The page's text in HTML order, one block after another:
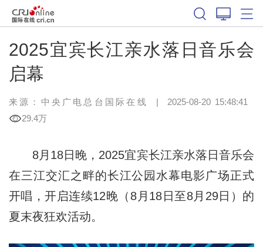
2025宜宾长江亲水落日音乐会
启幕
来源：中央广电总台国际在线 | 2025-08-20 15:48:41
29.4万
8月18日晚，2025宜宾长江亲水落日音乐会
在三江交汇之畔的长江公园水幕电影广场正式
开唱，开启连续12晚（8月18日至8月29日）的
夏末夜狂欢活动。